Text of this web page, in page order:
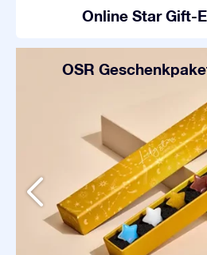
Online Star Gift-
OSR